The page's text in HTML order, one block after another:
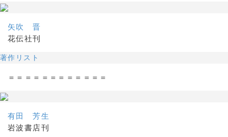
矢吹 晋
花伝社刊
著作リスト
＝＝＝＝＝＝＝＝＝＝＝＝
有田 芳生
岩波書店刊